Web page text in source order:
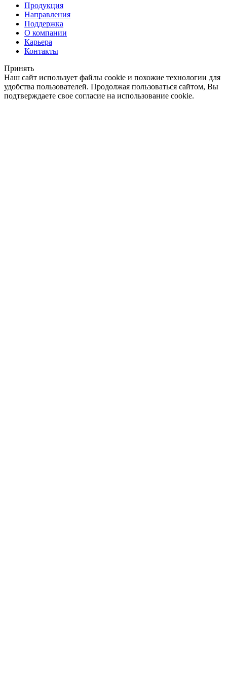
Продукция
Направления
Поддержка
О компании
Карьера
Контакты
Принять
Наш сайт использует файлы cookie и похожие технологии для
удобства пользователей. Продолжая пользоваться сайтом, Вы
подтверждаете свое согласие на использование cookie.